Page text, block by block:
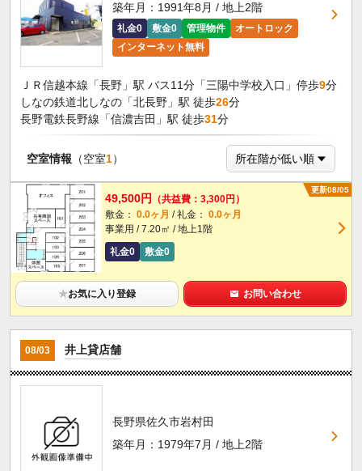
築年月：1991年8月 / 地上2階
礼金0 敷金0 管理物件
オートロック
インターネット無料
ＪＲ信越本線「長野」駅 バス11分「三陽中学校入口」停歩9分
しなの鉄道北しなの「北長野」駅 徒歩26分
長野電鉄長野線「信濃吉田」駅 徒歩31分
空室情報 （空室1）
更新08/05
49,500円
（共益費：3,300円）
敷金： 0.0ヶ月 / 礼金： 0.0ヶ月
事業用 / 7.20㎡ / 地上1階
礼金0
敷金0
★お気に入り登録 お問い合わせ
08/03 井上貸店舗
長野県佐久市岩村田
築年月：1979年7月 / 地上2階